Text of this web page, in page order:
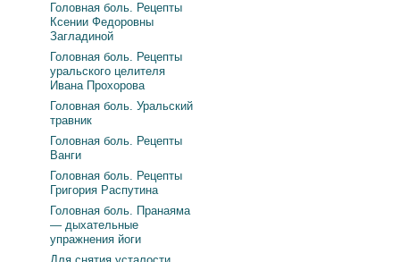
Головная боль. Рецепты
Ксении Федоровны
Загладиной
Головная боль. Рецепты
уральского целителя
Ивана Прохорова
Головная боль. Уральский
травник
Головная боль. Рецепты
Ванги
Головная боль. Рецепты
Григория Распутина
Головная боль. Пранаяма
— дыхательные
упражнения йоги